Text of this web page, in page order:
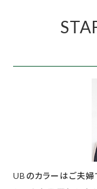
UBのカラーはご夫婦